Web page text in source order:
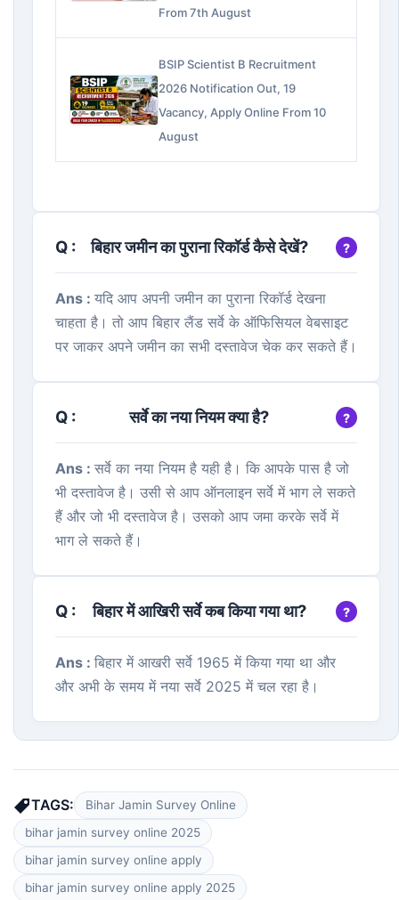
From 7th August
BSIP Scientist B Recruitment
2026 Notification Out, 19
Vacancy, Apply Online From 10
August
Q : बिहार जमीन का पुराना रिकॉर्ड कैसे देखें?
Ans : यदि आप अपनी जमीन का पुराना रिकॉर्ड देखना
चाहता है। तो आप बिहार लैंड सर्वे के ऑफिसियल वेबसाइट
पर जाकर अपने जमीन का सभी दस्तावेज चेक कर सकते हैं।
Q : सर्वे का नया नियम क्या है?
Ans : सर्वे का नया नियम है यही है। कि आपके पास है जो
भी दस्तावेज है। उसी से आप ऑनलाइन सर्वे में भाग ले सकते
हैं और जो भी दस्तावेज है। उसको आप जमा करके सर्वे में
भाग ले सकते हैं।
Q : बिहार में आखिरी सर्वे कब किया गया था?
Ans : बिहार में आखरी सर्वे 1965 में किया गया था और
और अभी के समय में नया सर्वे 2025 में चल रहा है।
TAGS:
Bihar Jamin Survey Online
bihar jamin survey online 2025
bihar jamin survey online apply
bihar jamin survey online apply 2025